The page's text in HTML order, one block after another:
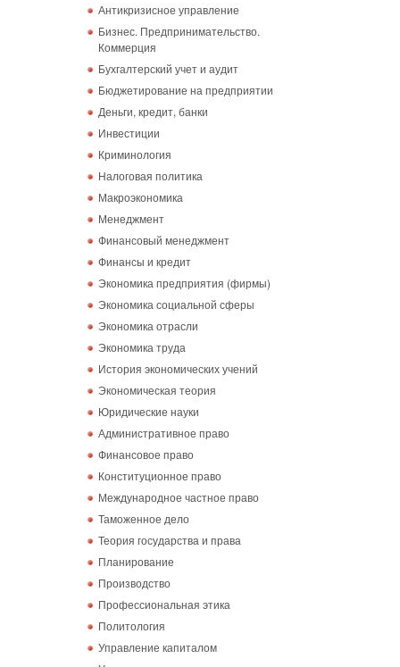
Антикризисное управление
Бизнес. Предпринимательство.
Коммерция
Бухгалтерский учет и аудит
Бюджетирование на предприятии
Деньги, кредит, банки
Инвестиции
Криминология
Налоговая политика
Макроэкономика
Менеджмент
Финансовый менеджмент
Финансы и кредит
Экономика предприятия (фирмы)
Экономика социальной сферы
Экономика отрасли
Экономика труда
История экономических учений
Экономическая теория
Юридические науки
Административное право
Финансовое право
Конституционное право
Международное частное право
Таможенное дело
Теория государства и права
Планирование
Производство
Профессиональная этика
Политология
Управление капиталом